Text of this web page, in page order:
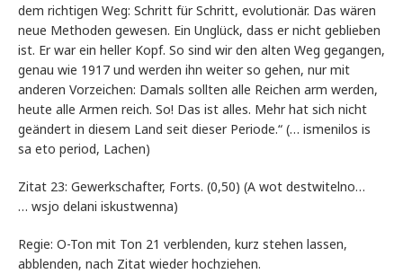
dem richtigen Weg: Schritt für Schritt, evolutionär. Das wären
neue Methoden gewesen. Ein Unglück, dass er nicht geblieben
ist. Er war ein heller Kopf. So sind wir den alten Weg gegangen,
genau wie 1917 und werden ihn weiter so gehen, nur mit
anderen Vorzeichen: Damals sollten alle Reichen arm werden,
heute alle Armen reich. So! Das ist alles. Mehr hat sich nicht
geändert in diesem Land seit dieser Periode.“ (… ismenilos is
sa eto period, Lachen)
Zitat 23: Gewerkschafter, Forts. (0,50) (A wot destwitelno…
… wsjo delani iskustwenna)
Regie: O-Ton mit Ton 21 verblenden, kurz stehen lassen,
abblenden, nach Zitat wieder hochziehen.